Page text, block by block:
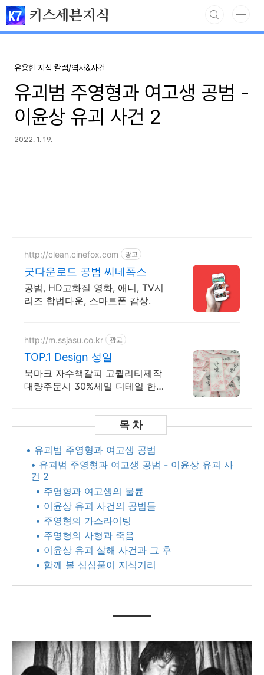
본문 바로가기
키스세븐지식
유용한 지식 칼럼/역사&사건
유괴범 주영형과 여고생 공범 -
이윤상 유괴 사건 2​
2022. 1. 19.
http://clean.cinefox.com 광고
굿다운로드 공범 씨네폭스
공범, HD고화질 영화, 애니, TV시
리즈 합법다운, 스마트폰 감상.
http://m.ssjasu.co.kr 광고
TOP.1 Design 성일
북마크 자수책갈피 고퀄리티제작
대량주문시 30%세일 디테일 한땀
• 유괴범 주영형과 여고생 공범
• 유괴범 주영형과 여고생 공범 - 이윤상 유괴 사
건 2​
• 주영형과 여고생의 불륜​
• 이윤상 유괴 사건의 공범들
• 주영형의 가스라이팅
• 주영형의 사형과 죽음
• 이윤상 유괴 살해 사건과 그 후
• 함께 볼 심심풀이 지식거리